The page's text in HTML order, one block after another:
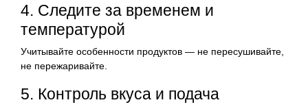
4. Следите за временем и
температурой
Учитывайте особенности продуктов — не пересушивайте,
не пережаривайте.
5. Контроль вкуса и подача